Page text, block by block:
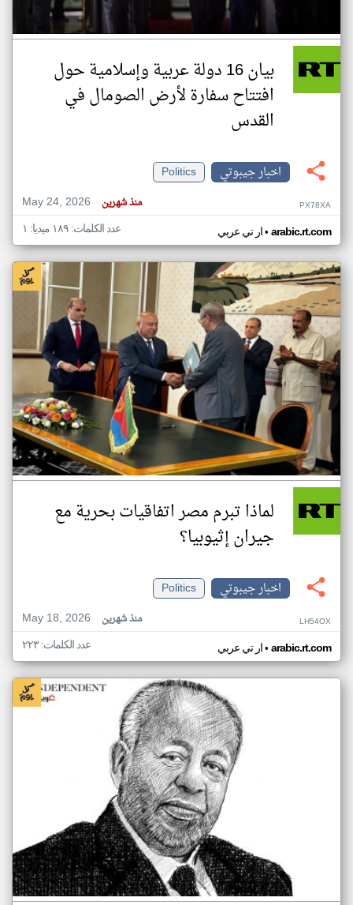
بيان 16 دولة عربية وإسلامية حول
افتتاح سفارة لأرض الصومال في
القدس
اخبار جيبوتي
Politics
May 24, 2026
منذ شهرين PX78XA
ار تي عربي• arabic.rt.com عدد الكلمات: ١٨٩ ميديا: ١
لماذا تبرم مصر اتفاقيات بحرية مع
جيران إثيوبيا؟
اخبار جيبوتي
Politics
May 18, 2026
منذ شهرين LH54OX
ار تي عربي• arabic.rt.com عدد الكلمات: ٢٢٣